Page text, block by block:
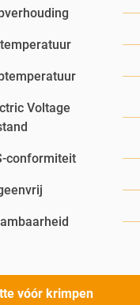
Voltage
conformiteit
vóór krimpen